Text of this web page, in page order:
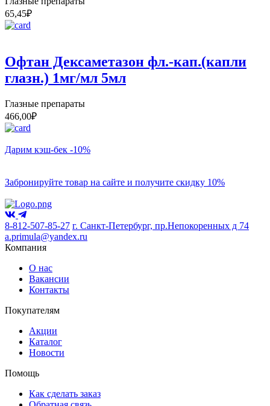
65,45₽
Офтан Дексаметазон фл.-кап.(капли
глазн.) 1мг/мл 5мл
Глазные препараты
466,00₽
Дарим кэш-бек -10%
Забронируйте товар на сайте и получите скидку 10%
8-812-507-85-27 г. Санкт-Петербург, пр.Непокоренных д 74
a.primula@yandex.ru
Компания
О нас
Вакансии
Контакты
Покупателям
Акции
Каталог
Новости
Помощь
Как сделать заказ